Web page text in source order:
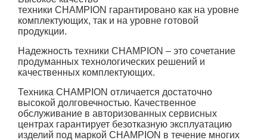
техники CHAMPION гарантировано как на уровне
комплектующих, так и на уровне готовой
продукции.
Надежность техники CHAMPION – это сочетание
продуманных технологических решений и
качественных комплектующих.
Техника CHAMPION отличается достаточно
высокой долговечностью. Качественное
обслуживание в авторизованных сервисных
центрах гарантирует безотказную эксплуатацию
изделий под маркой CHAMPION в течение многих